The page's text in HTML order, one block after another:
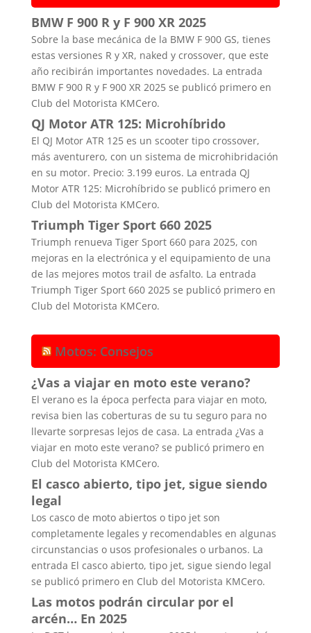
BMW F 900 R y F 900 XR 2025
Sobre la base mecánica de la BMW F 900 GS, tienes
estas versiones R y XR, naked y crossover, que este
año recibirán importantes novedades. La entrada
BMW F 900 R y F 900 XR 2025 se publicó primero en
Club del Motorista KMCero.
QJ Motor ATR 125: Microhíbrido
El QJ Motor ATR 125 es un scooter tipo crossover,
más aventurero, con un sistema de microhibridación
en su motor. Precio: 3.199 euros. La entrada QJ
Motor ATR 125: Microhíbrido se publicó primero en
Club del Motorista KMCero.
Triumph Tiger Sport 660 2025
Triumph renueva Tiger Sport 660 para 2025, con
mejoras en la electrónica y el equipamiento de una
de las mejores motos trail de asfalto. La entrada
Triumph Tiger Sport 660 2025 se publicó primero en
Club del Motorista KMCero.
Motos: Consejos
¿Vas a viajar en moto este verano?
El verano es la época perfecta para viajar en moto,
revisa bien las coberturas de su tu seguro para no
llevarte sorpresas lejos de casa. La entrada ¿Vas a
viajar en moto este verano? se publicó primero en
Club del Motorista KMCero.
El casco abierto, tipo jet, sigue siendo
legal
Los casco de moto abiertos o tipo jet son
completamente legales y recomendables en algunas
circunstancias o usos profesionales o urbanos. La
entrada El casco abierto, tipo jet, sigue siendo legal
se publicó primero en Club del Motorista KMCero.
Las motos podrán circular por el
arcén… En 2025